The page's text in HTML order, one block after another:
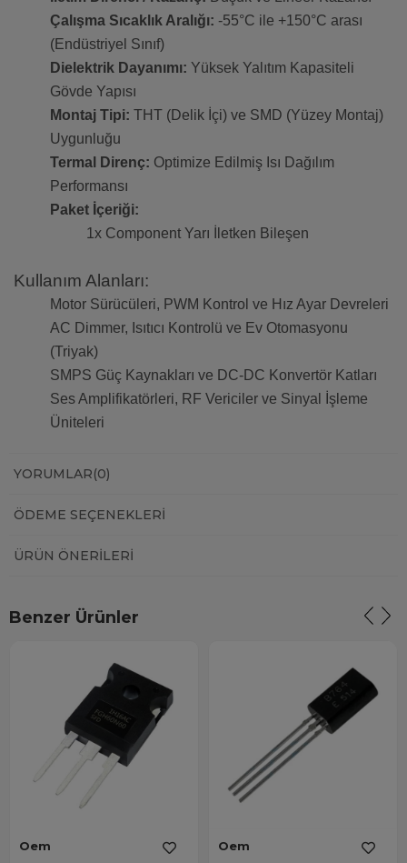
Çalışma Sıcaklık Aralığı: -55°C ile +150°C arası
(Endüstriyel Sınıf)
Dielektrik Dayanımı: Yüksek Yalıtım Kapasiteli
Gövde Yapısı
Montaj Tipi: THT (Delik İçi) ve SMD (Yüzey Montaj)
Uygunluğu
Termal Direnç: Optimize Edilmiş Isı Dağılım
Performansı
Paket İçeriği:
1x Component Yarı İletken Bileşen
Kullanım Alanları:
Motor Sürücüleri, PWM Kontrol ve Hız Ayar Devreleri
AC Dimmer, Isıtıcı Kontrolü ve Ev Otomasyonu
(Triyak)
SMPS Güç Kaynakları ve DC-DC Konvertör Katları
Ses Amplifikatörleri, RF Vericiler ve Sinyal İşleme
Üniteleri
YORUMLAR(0)
ÖDEME SEÇENEKLERI
ÜRÜN ÖNERILERI
Benzer Ürünler
Oem Oem